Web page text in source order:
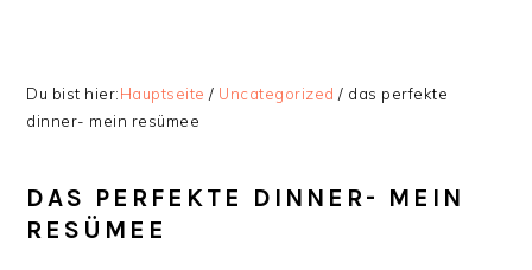
Du bist hier:Hauptseite / Uncategorized / das perfekte
dinner- mein resümee
DAS PERFEKTE DINNER- MEIN
RESÜMEE